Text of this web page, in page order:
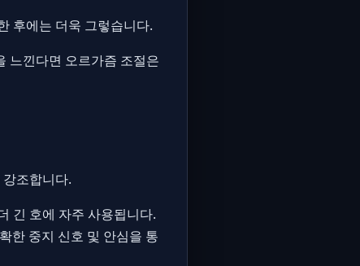
후에는 더욱 그렇습니다.
느낀다면 오르가즘 조절은
조합니다.
긴 호에 자주 사용됩니다.
한 중지 신호 및 안심을 통